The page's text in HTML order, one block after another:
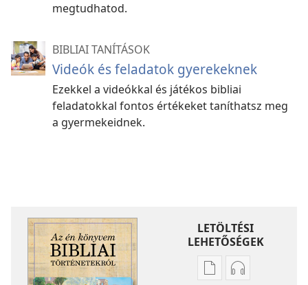
megtudhatod.
BIBLIAI TANÍTÁSOK
Videók és feladatok gyerekeknek
Ezekkel a videókkal és játékos bibliai
feladatokkal fontos értékeket taníthatsz meg
a gyermekeidnek.
LETÖLTÉSI
LEHETŐSÉGEK
Kiadványok